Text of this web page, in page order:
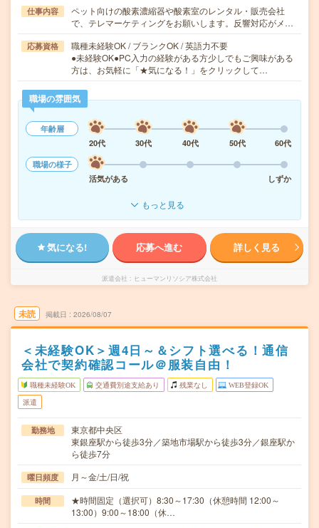
仕事内容
ペット向けの酸素濃縮器や酸素室のレンタル・販売会社
で、テレマーケティングをお願いします。反響対応がメ…
応募資格
職種未経験OK / ブランクOK / 英語力不要
●未経験OK●PC入力の経験がある方少しでもご興味がある
方は、お気軽に「★気になる！」をクリックして…
職場の雰囲気
年齢層
20代
30代 40代 50代
60代
職場の様子
活気がある
しずか
もっと見る
気になる! 応募へ進む 詳しく見る
派遣会社 ヒューマンリソシア株式会社
未読 掲載日 2026/08/07
＜未経験OK＞週4日～＆シフト選べる！通信
会社で契約確認コール＠服装自由！
職種未経験OK 交通費別途支給あり 残業なし WEB登録OK
派遣
勤務地
東京都中央区
東銀座駅から徒歩3分／築地市場駅から徒歩3分／銀座駅か
ら徒歩7分
曜日頻度 月～金/土/日/祝
時間
★時間固定（選択可）8:30～17:30（休憩時間 12:00～
13:00）9:00～18:00（休…